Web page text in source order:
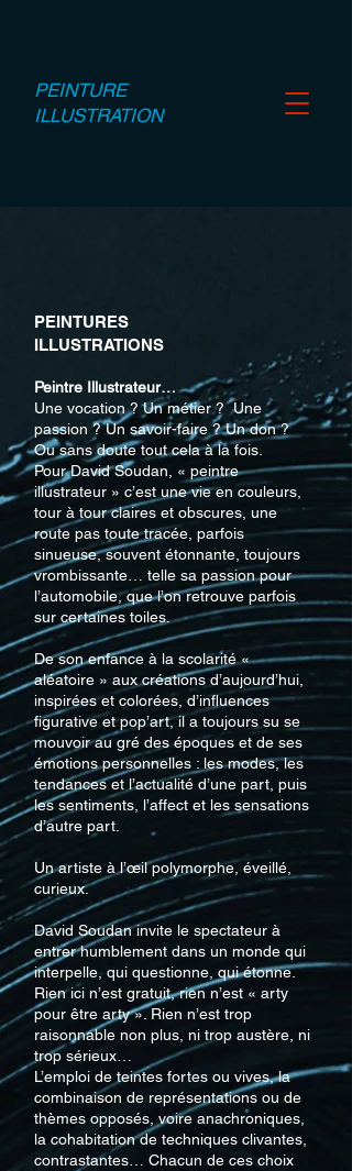
PEINTURE
ILLUSTRATION
PEINTURES
ILLUSTRATIONS
Peintre Illustrateur…
Une vocation ? Un métier ? Une
passion ? Un savoir-faire ? Un don ?
Ou sans doute tout cela à la fois.
Pour David Soudan, « peintre
illustrateur » c’est une vie en couleurs,
tour à tour claires et obscures, une
route pas toute tracée, parfois
sinueuse, souvent étonnante, toujours
vrombissante… telle sa passion pour
l’automobile, que l’on retrouve parfois
sur certaines toiles.
De son enfance à la scolarité «
aléatoire » aux créations d’aujourd’hui,
inspirées et colorées, d’influences
figurative et pop’art, il a toujours su se
mouvoir au gré des époques et de ses
émotions personnelles : les modes, les
tendances et l’actualité d’une part, puis
les sentiments, l’affect et les sensations
d’autre part.
Un artiste à l’œil polymorphe, éveillé,
curieux.
David Soudan invite le spectateur à
entrer humblement dans un monde qui
interpelle, qui questionne, qui étonne.
Rien ici n’est gratuit, rien n’est « arty
pour être arty ». Rien n’est trop
raisonnable non plus, ni trop austère, ni
trop sérieux…
L’emploi de teintes fortes ou vives, la
combinaison de représentations ou de
thèmes opposés, voire anachroniques,
la cohabitation de techniques clivantes,
contrastantes… Chacun de ces choix